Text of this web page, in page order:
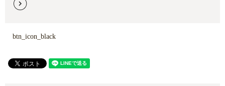
btn_icon_black